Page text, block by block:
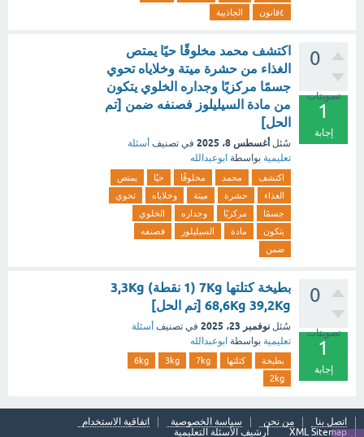
٤قانون
الجاذبية
0
تصويتات
1
إجابة
اكتشف محمد مخلوقًا حيًا يمتص
الغذاء من حشرة ميتة وخلاياه تحوي
جسمًا مركزيًا وجداره الخلوي يتكون
من مادة السيليلوز فصنفه ضمن [تم
الحل]
سُئل أغسطس 8، 2025 في تصنيف أسئلة
تعليمية بواسطة ابوعبدالله
اكتشف محمد مخلوقًا حيًا
يمتص
الغذاء
حشرة ميتة وخلاياه
تحوي
جسمًا
مركزيًا وجداره
الخلوي
يتكون
مادة السيليلوز
فصنفه
ضمن
0
تصويتات
1
إجابة
بطيخة كتلتها 7Kg (1 نقطة) 3,3Kg
68,6Kg 39,2Kg [تم الحل]
سُئل نوفمبر 23، 2025 في تصنيف أسئلة
تعليمية بواسطة ابوعبدالله
بطيخة كتلتها 7kg
3kg
6kg
2kg
اتصل بنا من نحن سياسة الخصوصية
اتفاقية الاستخدام
XML Sitemap
أرشيف الأسئلة التعليمية